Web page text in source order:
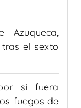
Azuqueca,
el sexto
si fuera
fuegos de